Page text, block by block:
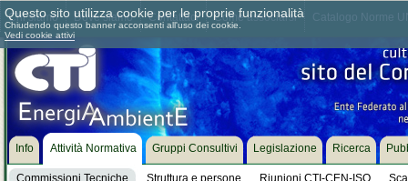
Chi siamo Dove siamo Contattaci Come associarsi
Info Attività Normativa
Commissioni Tecniche Struttura e persone Riunioni CTI-CEN-ISO
Gruppi Consultivi Legislazione Ricerca
Questo sito utilizza cookie per le proprie funzionalità
Chiudendo questo banner acconsenti all'uso dei cookie.
Vedi cookie attivi